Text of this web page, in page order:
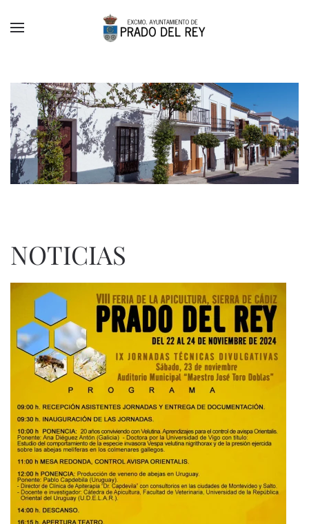
Skip to main content
NOTICIAS